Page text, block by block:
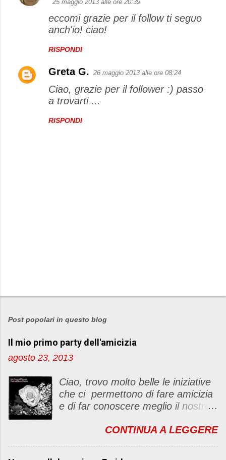
25 maggio 2013 alle ore 20:39
eccomi grazie per il follow ti seguo
anch'io! ciao!
RISPONDI
Greta G. 26 maggio 2013 alle ore 08:24
Ciao, grazie per il follower :) passo
a trovarti ...
RISPONDI
P
s
a
u
c
o
m
m
t
Post popolari in questo blog
Il mio primo party dell'amicizia
agosto 23, 2013
Ciao, trovo molto belle le iniziative
che ci permettono di fare amicizia
e di far conoscere meglio il nostro
un "party" dell'amicizia .... Mi
CONTINUA A LEGGERE